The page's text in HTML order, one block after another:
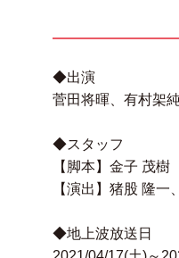
◆出演
菅田将暉、有村架
◆スタッフ
【脚本】金子 茂樹
【演出】猪股 隆
◆地上波放送日